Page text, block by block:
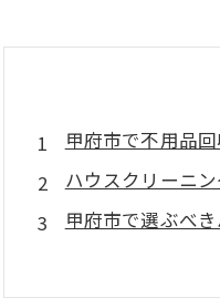
甲府市で不用品
ハウスクリーニ
甲府市で選ぶべ